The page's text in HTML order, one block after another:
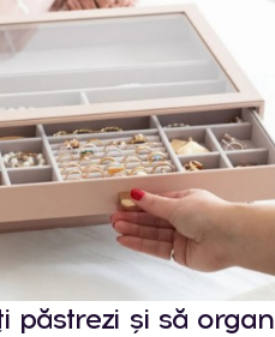
păstrezi și să